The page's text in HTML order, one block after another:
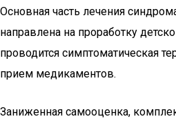
Основная часть лечения
направлена на проработку
проводится симптоматическая
прием медикаментов.
Заниженная самооценка,